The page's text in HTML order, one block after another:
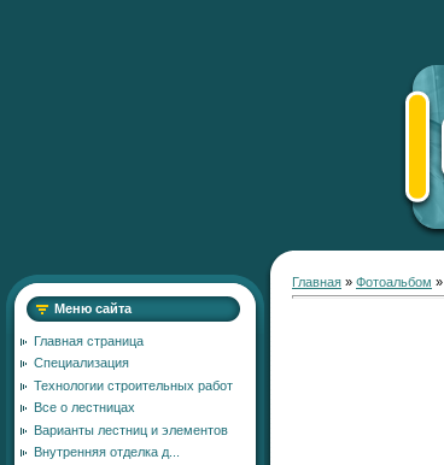
Меню сайта
Главная страница
Специализация
Технологии строительных работ
Все о лестницах
Варианты лестниц и элементов
Внутренняя отделка д...
Главная » Фотоальбом »